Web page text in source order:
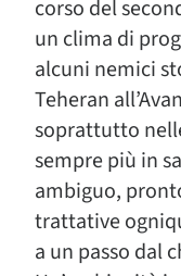
corso del
un clima di
alcuni nemici
Teheran
soprattutto
sempre più in
ambiguo,
trattative
a un passo dal